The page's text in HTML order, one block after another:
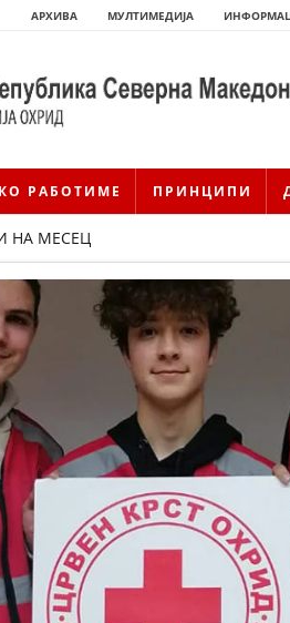
АРХИВА МУЛТИМЕДИЈА
РАБОТИМЕ ПРИНЦИПИ
НА МЕСЕЦ